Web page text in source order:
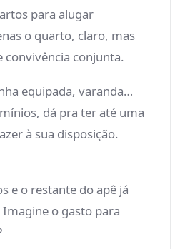
para alugar
o quarto, claro, mas
convivência conjunta.
equipada, varanda…
dá pra ter até uma
à sua disposição.
e o restante do apê já
o gasto para